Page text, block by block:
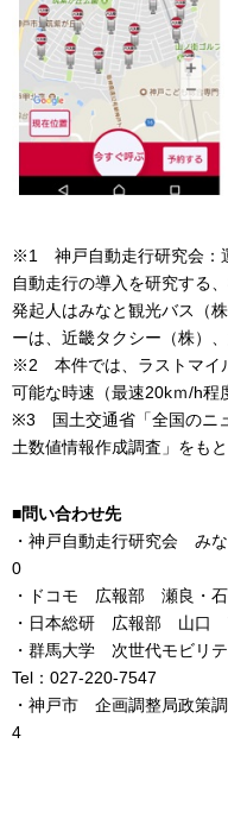
※1 神戸自動走行研究会：
自動走行の導入を研究する
発起人はみなと観光バス（
ーは、近畿タクシー（株）
※2 本件では、ラストマイ
可能な時速（最速20kｍ/h
※3 国土交通省「全国のニ
土数値情報作成調査」をもと
■問い合わせ先
・神戸自動走行研究会 み
0
・ドコモ 広報部 瀬良・
・日本総研 広報部 山口
・群馬大学 次世代モビリ
Tel：027-220-7547
・神戸市 企画調整局政策
4